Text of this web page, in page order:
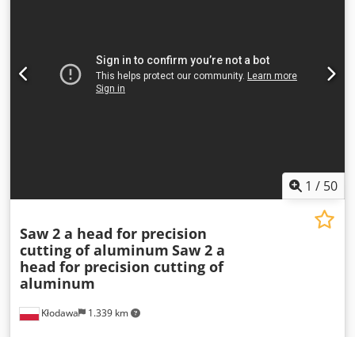
1 / 50
Kłodawa 1.339 km
Saw 2 a head for precision
cutting of aluminum Saw 2 a
head for precision cutting of
aluminum